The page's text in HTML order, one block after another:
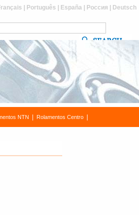
Português España Россия Deutsch
NTN Rolamentos Centro